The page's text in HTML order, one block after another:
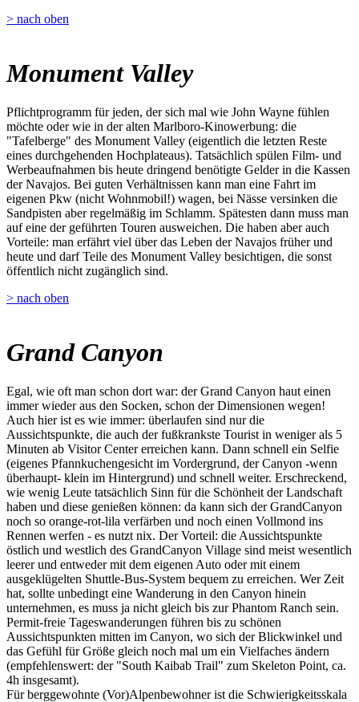
> nach oben
Monument Valley
Pflichtprogramm für jeden, der sich mal wie John Wayne fühlen
möchte oder wie in der alten Marlboro-Kinowerbung: die
"Tafelberge" des Monument Valley (eigentlich die letzten Reste
eines durchgehenden Hochplateaus). Tatsächlich spülen Film- und
Werbeaufnahmen bis heute dringend benötigte Gelder in die Kassen
der Navajos. Bei guten Verhältnissen kann man eine Fahrt im
eigenen Pkw (nicht Wohnmobil!) wagen, bei Nässe versinken die
Sandpisten aber regelmäßig im Schlamm. Spätesten dann muss man
auf eine der geführten Touren ausweichen. Die haben aber auch
Vorteile: man erfährt viel über das Leben der Navajos früher und
heute und darf Teile des Monument Valley besichtigen, die sonst
öffentlich nicht zugänglich sind.
> nach oben
Grand Canyon
Egal, wie oft man schon dort war: der Grand Canyon haut einen
immer wieder aus den Socken, schon der Dimensionen wegen!
Auch hier ist es wie immer: überlaufen sind nur die
Aussichtspunkte, die auch der fußkrankste Tourist in weniger als 5
Minuten ab Visitor Center erreichen kann. Dann schnell ein Selfie
(eigenes Pfannkuchengesicht im Vordergrund, der Canyon -wenn
überhaupt- klein im Hintergrund) und schnell weiter. Erschreckend,
wie wenig Leute tatsächlich Sinn für die Schönheit der Landschaft
haben und diese genießen können: da kann sich der GrandCanyon
noch so orange-rot-lila verfärben und noch einen Vollmond ins
Rennen werfen - es nutzt nix. Der Vorteil: die Aussichtspunkte
östlich und westlich des GrandCanyon Village sind meist wesentlich
leerer und entweder mit dem eigenen Auto oder mit einem
ausgeklügelten Shuttle-Bus-System bequem zu erreichen. Wer Zeit
hat, sollte unbedingt eine Wanderung in den Canyon hinein
unternehmen, es muss ja nicht gleich bis zur Phantom Ranch sein.
Permit-freie Tageswanderungen führen bis zu schönen
Aussichtspunkten mitten im Canyon, wo sich der Blickwinkel und
das Gefühl für Größe gleich noch mal um ein Vielfaches ändern
(empfehlenswert: der "South Kaibab Trail" zum Skeleton Point, ca.
4h insgesamt).
Für berggewohnte (Vor)Alpenbewohner ist die Schwierigkeitsskala